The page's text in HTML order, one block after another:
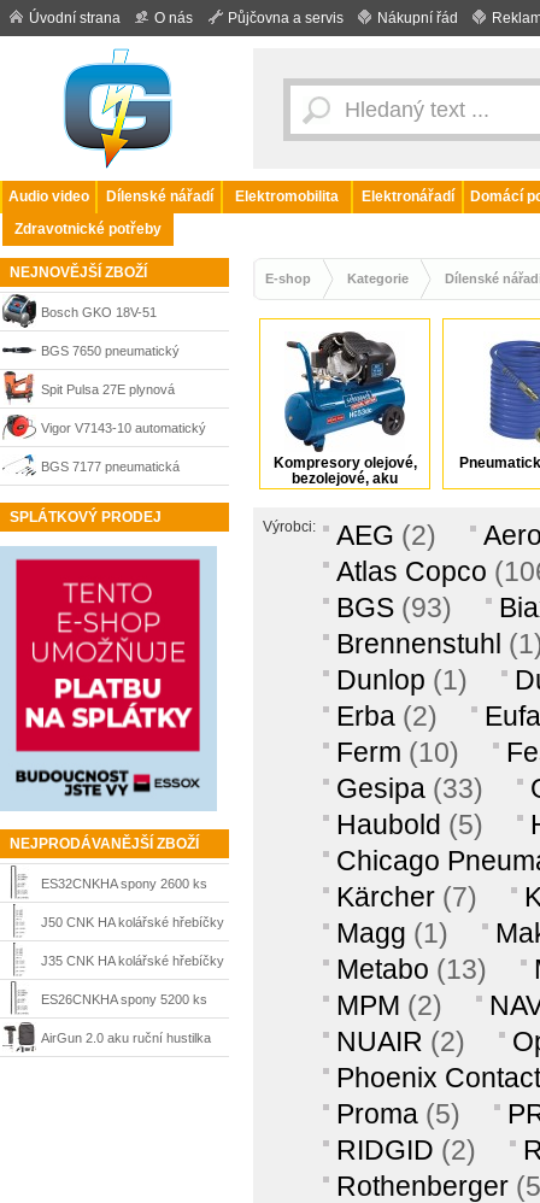
Úvodní strana O nás Půjčovna a servis Nákupní řád
Audio video Dílenské nářadí Elektromobilita Elektronářadí
Domácí
Zdravotnické potřeby
NEJNOVĚJŠÍ ZBOŽÍ
Bosch GKO 18V-51
Professional akumulátorový
kompresor 18 V, bez
akumulátoru, 0601492000
BGS 7650 pneumatický
ráčnový šroubovák 1/4“ 32,5
Nm
Spit Pulsa 27E plynová
sponkovačka pro instalatéry a
elektrikáře 15-27 mm, 019820
Vigor V7143-10 automatický
naviják hadice 15 m
BGS 7177 pneumatická
ofukovací pistole s 5 nástavci
SPLÁTKOVÝ PRODEJ
NEJPRODÁVANĚJŠÍ ZBOŽÍ
ES32CNKHA spony 2600 ks
Prebena
J50 CNK HA kolářské hřebíčky
4000 ks Prebena
J35 CNK HA kolářské hřebíčky
Prebena
ES26CNKHA spony 5200 ks
Prebena
AirGun 2.0 aku ruční hustilka
E-shop Kategorie Dílenské
Kompresory olejové,
bezolejové, aku
Výrobci: AEG (2)
Atlas Copco
BGS (93)
Brennenstuhl
Dunlop (1)
Erba (2)
Ferm (10)
Gesipa (33)
Haubold (5)
Chicago
Kärcher (7)
Magg (1)
Metabo (13)
MPM (2)
NUAIR (2)
Phoenix Contact
Proma (5)
RIDGID (2)
Rothenberger